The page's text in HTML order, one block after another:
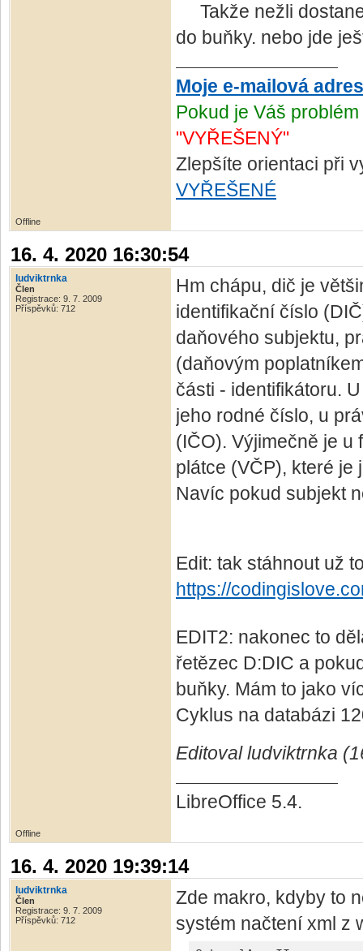
Takže nežli
do buňky. nebo jde
Moje e-mailová
Pokud je Váš
"VYŘEŠENÝ"
Zlepšíte orientaci při
VYŘEŠENÉ
Offline
16. 4. 2020 16:30:54
ludviktrnka
Člen
Registrace: 9. 7. 2009
Příspěvků: 712
Hm chápu, dič je
identifikační číslo
daňového subjektu,
(daňovým
části - identifikátoru.
jeho rodné číslo, u
(IČO). Výjimečně je
plátce (VČP), které
Navíc pokud subjekt
Edit: tak stáhnout už
https://
EDIT2: nakonec to
řetězec D:DIC a
buňky. Mám to jako
Cyklus na databázi
Editoval ludviktrnka
LibreOffice 5.4.
Offline
16. 4. 2020 19:39:14
ludviktrnka
Člen
Registrace: 9. 7. 2009
Příspěvků: 712
Zde makro, kdyby to
systém načtení xml z